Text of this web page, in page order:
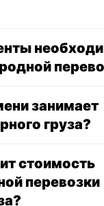
занимает
груза?
стоимость
перевозки